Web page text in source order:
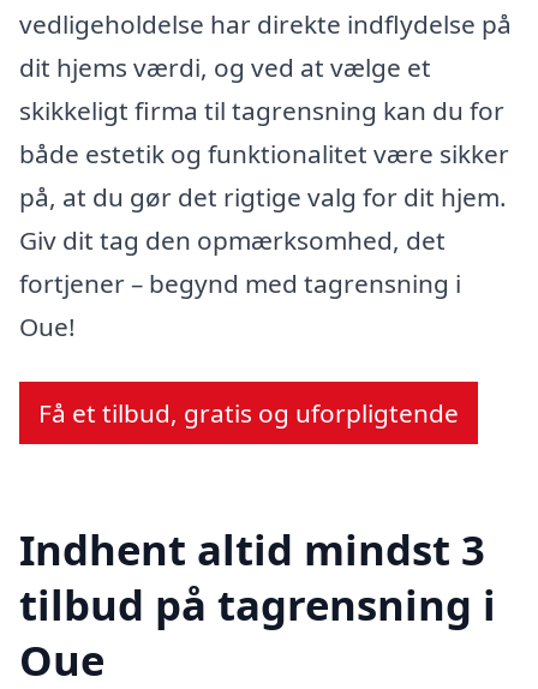
vedligeholdelse har direkte indflydelse på
dit hjems værdi, og ved at vælge et
skikkeligt firma til tagrensning kan du for
både estetik og funktionalitet være sikker
på, at du gør det rigtige valg for dit hjem.
Giv dit tag den opmærksomhed, det
fortjener – begynd med tagrensning i
Oue!
Få et tilbud, gratis og uforpligtende
Indhent altid mindst 3
tilbud på tagrensning i
Oue